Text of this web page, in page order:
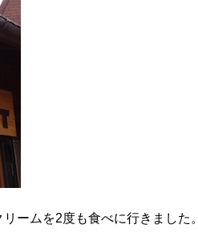
ームを2度も食べに行きました。